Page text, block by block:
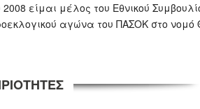
είμαι μέλος του Εθνικού
αγώνα του ΠΑΣΟΚ στο νομό